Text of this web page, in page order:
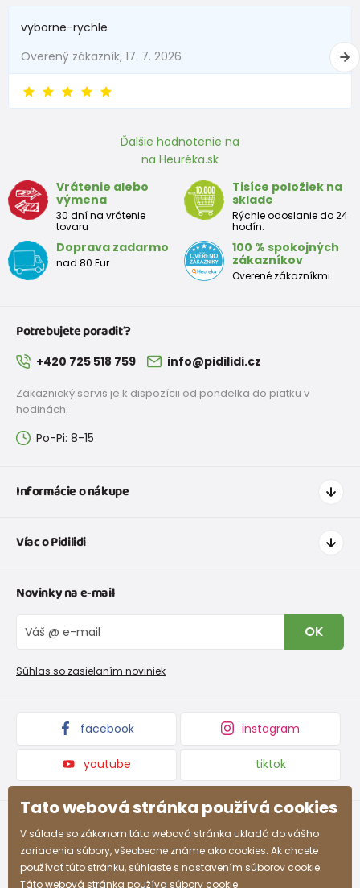
vyborne-rychle
Overený zákazník, 17. 7. 2026
Ďalšie hodnotenie na
na Heuréka.sk
Vrátenie alebo
výmena
30 dní na vrátenie
tovaru
Tisíce položiek na
sklade
Rýchle odoslanie do 24
hodín.
Doprava zadarmo
nad 80 Eur
100 % spokojných
zákazníkov
Overené zákazníkmi
Potrebujete poradiť?
+420 725 518 759 info@pidilidi.cz
Zákaznický servis je k dispozícii od pondelka do piatku v
hodinách:
Po-Pi: 8-15
Informácie o nákupe
Doprava a platba
Tabuľka veľkostí obuvi
Vrátenie tovaru a reklamacie
Reklamačný poriadok
Nevyzdvihnutá objednávka na dobierku
Víac o Pidilidi
O nás
Blog
Veľkoobchod PiDiLiDi
Kolekcie tovaru
Novinky na e-mail
OK
Súhlas so zasielaním noviniek
facebook instagram
youtube tiktok
Tato webová stránka používá cookies
V súlade so zákonom táto webová stránka ukladá do vášho
zariadenia súbory, všeobecne známe ako cookies. Ak chcete
používať túto stránku, súhlaste s nastavením súborov cookie.
Táto webová stránka používa súbory cookie